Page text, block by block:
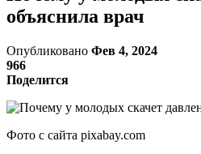
объяснила врач
Опубликовано Фев 4, 2024
966
Поделится
Фото с сайта pixabay.com